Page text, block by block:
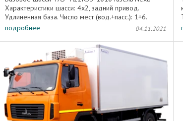
Характеристики шасси: 4х2, задний привод.
Удлиненная база. Число мест (вод.+пасс.): 1+6.
Двигатель УМЗ-А274, бензиновый,106,8 ...
подробнее 04.11.2021